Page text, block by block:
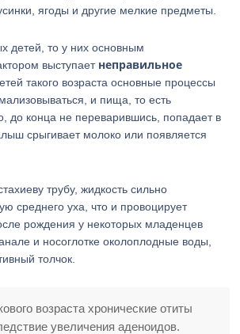
ягоды и другие мелкие предметы.
детей, то у них основным
выступает неправильное
такого возраста основные процессы
и пища, то есть
до конца не переварившись, попадает в
срыгивает молоко или появляется
трубу, жидкость сильно
среднего уха, что и провоцирует
рождения у некоторых младенцев
и носоглотке околоплодные воды,
толчок.
возраста хронические отиты
увеличения аденоидов.